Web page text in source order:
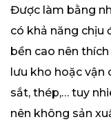
Được làm bằng
có khả năng chịu
bền cao nên
lưu kho hoặc vận
sắt, thép,… tuy
nên không sản